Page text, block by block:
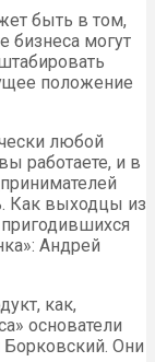
быть в том,
бизнеса могут
положение
любой
работаете, и в
Как выходцы из
Андрей
как,
основатели
Они